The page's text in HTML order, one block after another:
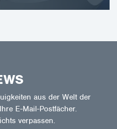
aus der Welt der
E-Mail-Postfächer.
verpassen.